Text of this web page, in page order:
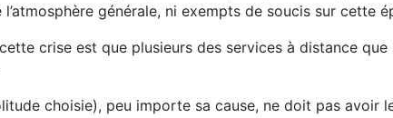
générale, ni exempts de soucis sur cette
crise est que plusieurs des services à distance
choisie), peu importe sa cause, ne doit pas avoir